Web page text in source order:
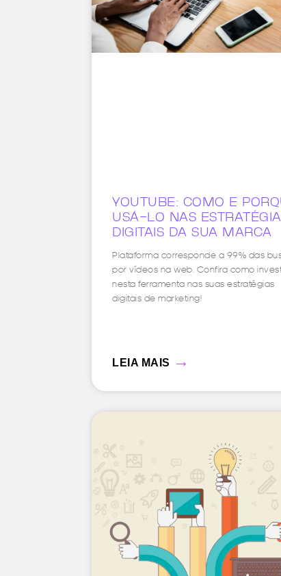
YOUTUBE: COMO E
USÁ-LO NAS
DIGITAIS DA SUA MARCA
Plataforma corresponde a 99% das
por vídeos na web. Confira como
nesta ferramenta nas suas estratégias
digitais de marketing!
LEIA MAIS →